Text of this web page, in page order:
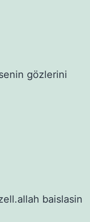
gözlerini
baislasin